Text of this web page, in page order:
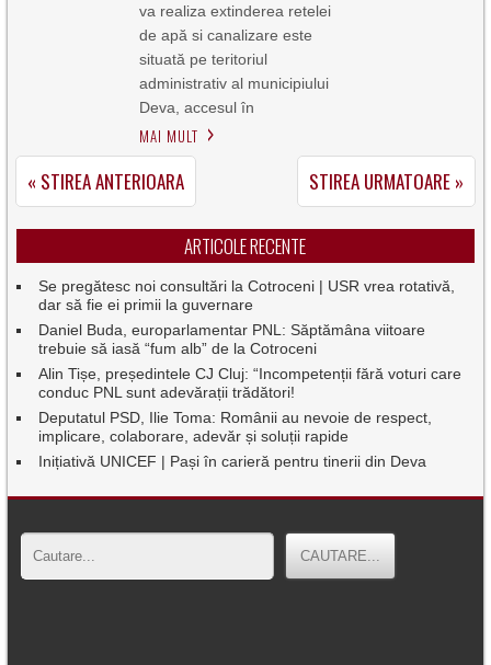
va realiza extinderea retelei
de apă si canalizare este
situată pe teritoriul
administrativ al municipiului
Deva, accesul în
MAI MULT
« STIREA ANTERIOARA STIREA URMATOARE »
ARTICOLE RECENTE
Se pregătesc noi consultări la Cotroceni | USR vrea rotativă,
dar să fie ei primii la guvernare
Daniel Buda, europarlamentar PNL: Săptămâna viitoare
trebuie să iasă “fum alb” de la Cotroceni
Alin Tișe, președintele CJ Cluj: “Incompetenții fără voturi care
conduc PNL sunt adevărații trădători!
Deputatul PSD, Ilie Toma: Românii au nevoie de respect,
implicare, colaborare, adevăr și soluții rapide
Inițiativă UNICEF | Pași în carieră pentru tinerii din Deva